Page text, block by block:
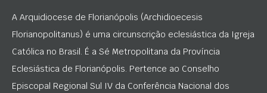
A Arquidiocese de Florianópolis (Archidioecesis
Florianopolitanus) é uma circunscrição eclesiástica da Igreja
Católica no Brasil. É a Sé Metropolitana da Província
Eclesiástica de Florianópolis. Pertence ao Conselho
Episcopal Regional Sul IV da Conferência Nacional dos